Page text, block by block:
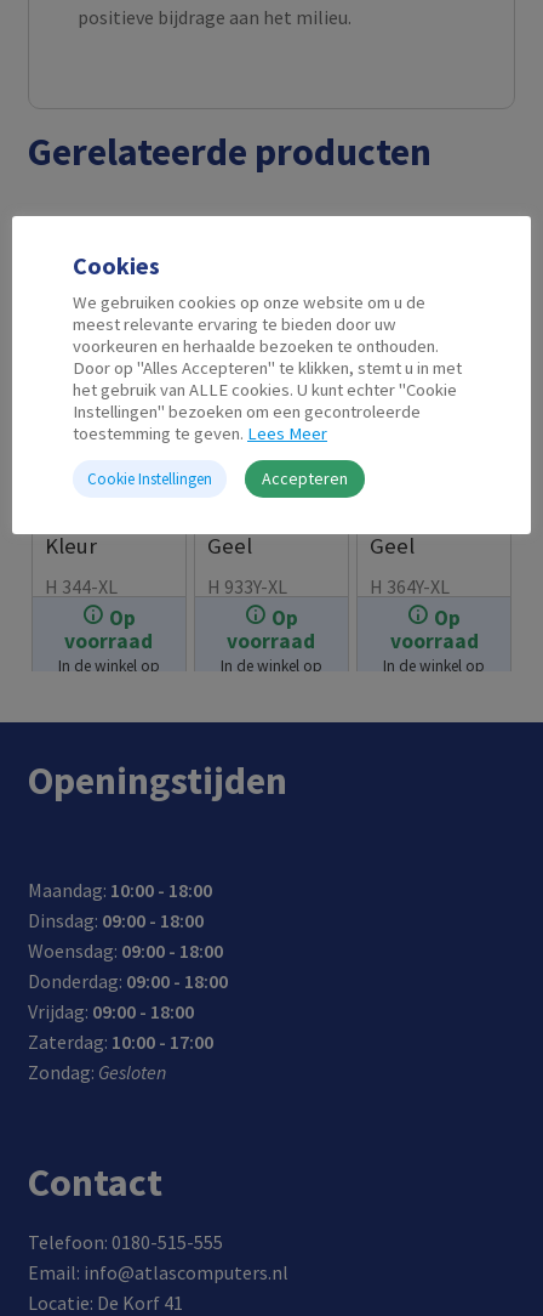
positieve bijdrage aan het milieu.
Gerelateerde producten
Op
voorraad
In de winkel op
Second Life
Kleur
19.99
H 344-XL
Op
voorraad
In de winkel op
Second Life
Geel
11.99
H 933Y-XL
Op
voorraad
In de winkel op
Geel
7.99
H 364Y-XL
Openingstijden
Maandag: 10:00 - 18:00
Dinsdag: 09:00 - 18:00
Woensdag: 09:00 - 18:00
Donderdag: 09:00 - 18:00
Vrijdag: 09:00 - 18:00
Zaterdag: 10:00 - 17:00
Zondag: Gesloten
Contact
Telefoon: 0180-515-555
Email: info@atlascomputers.nl
Locatie: De Korf 41
Cookies
We gebruiken cookies op onze website om u de
meest relevante ervaring te bieden door uw
voorkeuren en herhaalde bezoeken te onthouden.
Door op "Alles Accepteren" te klikken, stemt u in met
het gebruik van ALLE cookies. U kunt echter "Cookie
Instellingen" bezoeken om een gecontroleerde
toestemming te geven. Lees Meer
Cookie Instellingen Accepteren